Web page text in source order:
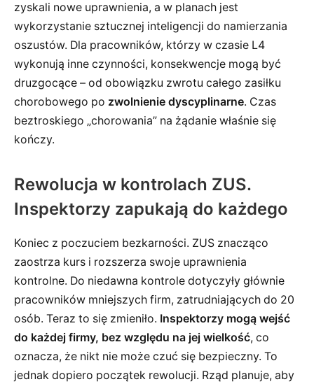
zyskali nowe uprawnienia, a w planach jest
wykorzystanie sztucznej inteligencji do namierzania
oszustów. Dla pracowników, którzy w czasie L4
wykonują inne czynności, konsekwencje mogą być
druzgocące – od obowiązku zwrotu całego zasiłku
chorobowego po zwolnienie dyscyplinarne. Czas
beztroskiego „chorowania” na żądanie właśnie się
kończy.
Rewolucja w kontrolach ZUS.
Inspektorzy zapukają do każdego
Koniec z poczuciem bezkarności. ZUS znacząco
zaostrza kurs i rozszerza swoje uprawnienia
kontrolne. Do niedawna kontrole dotyczyły głównie
pracowników mniejszych firm, zatrudniających do 20
osób. Teraz to się zmieniło. Inspektorzy mogą wejść
do każdej firmy, bez względu na jej wielkość, co
oznacza, że nikt nie może czuć się bezpieczny. To
jednak dopiero początek rewolucji. Rząd planuje, aby